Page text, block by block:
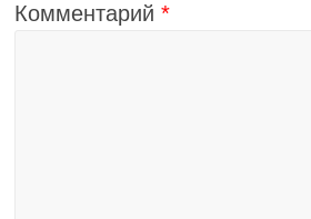
Комментарий*